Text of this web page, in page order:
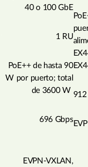
40 o 100 GbE
1 RU
PoE++ de hasta 90
W por puerto; total
de 3600 W
696 Gbps
EVPN-VXLAN,
912